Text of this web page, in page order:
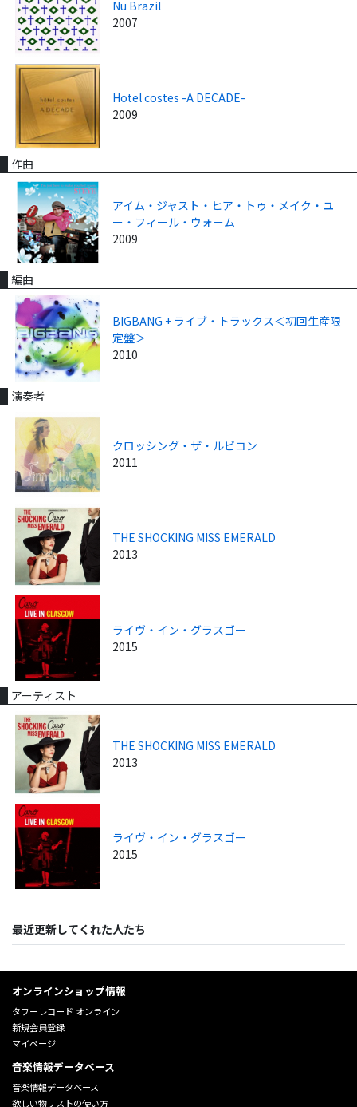
Nu Brazil
2007
Hotel costes -A DECADE-
2009
作曲
アイム・ジャスト・ヒア・トゥ・メイク・ユ
ー・フィール・ウォーム
2009
編曲
BIGBANG + ライブ・トラックス＜初回生産限
定盤＞
2010
演奏者
クロッシング・ザ・ルビコン
2011
THE SHOCKING MISS EMERALD
2013
ライヴ・イン・グラスゴー
2015
アーティスト
THE SHOCKING MISS EMERALD
2013
ライヴ・イン・グラスゴー
2015
最近更新してくれた人たち
オンラインショップ情報
タワーレコード オンライン
新規会員登録
マイページ
音楽情報データベース
音楽情報データベース
欲しい物リストの使い方